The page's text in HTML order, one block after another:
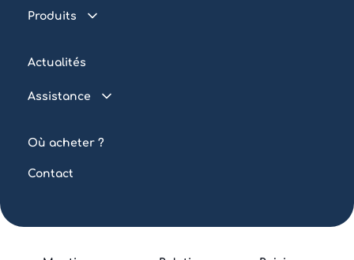
Produits
Automatisation
Piscine collective
Actualités
Assistance
Où acheter ?
Contact